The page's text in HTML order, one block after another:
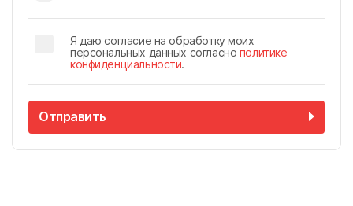
Я даю согласие на обработку моих
персональных данных согласно политике
конфиденциальности.
Отправить